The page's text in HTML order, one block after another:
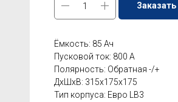
Заказать
Ёмкость: 85 Ач
Пусковой ток: 800 A
Полярность: Обратная -/+
ДxШxВ: 315x175x175
Тип корпуса: Евро LB3